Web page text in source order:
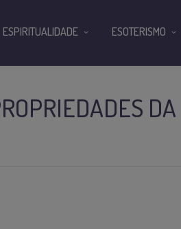
DA
ESPIRITUALIDADE ESOTERISMO